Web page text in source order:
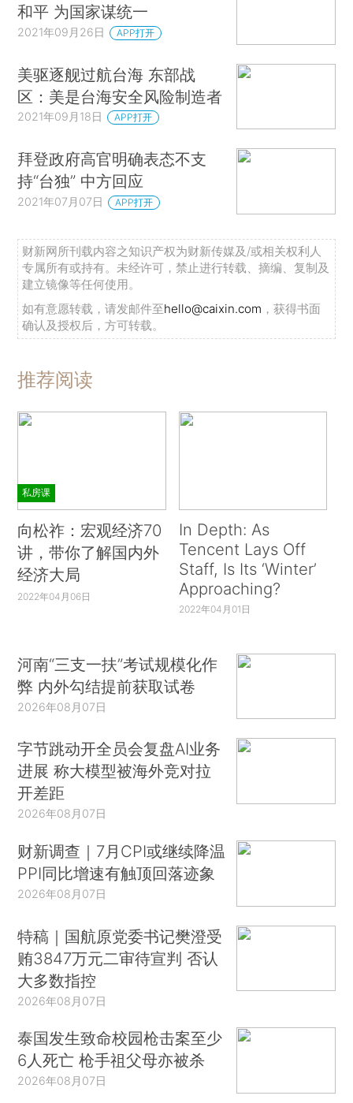
和平 为国家谋统一
2021年09月26日 APP打开
美驱逐舰过航台海 东部战
区：美是台海安全风险制造者
2021年09月18日 APP打开
拜登政府高官明确表态不支
持“台独” 中方回应
2021年07月07日 APP打开
财新网所刊载内容之知识产权为财新传媒及/或相关权利人
专属所有或持有。未经许可，禁止进行转载、摘编、复制及
建立镜像等任何使用。
如有意愿转载，请发邮件至hello@caixin.com ，获得书面
确认及授权后，方可转载。
推荐阅读
私房课
向松祚：宏观经济70
讲，带你了解国内外
经济大局
2022年04月06日
In Depth: As
Tencent Lays Off
Staff, Is Its ‘Winter’
Approaching?
2022年04月01日
河南“三支一扶”考试规模化作
弊 内外勾结提前获取试卷
2026年08月07日
字节跳动开全员会复盘AI业务
进展 称大模型被海外竞对拉
开差距
2026年08月07日
财新调查｜7月CPI或继续降温
PPI同比增速有触顶回落迹象
2026年08月07日
特稿｜国航原党委书记樊澄受
贿3847万元二审待宣判 否认
大多数指控
2026年08月07日
泰国发生致命校园枪击案至少
6人死亡 枪手祖父母亦被杀
2026年08月07日